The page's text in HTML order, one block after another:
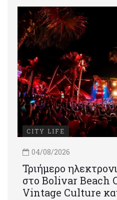
CITY LIFE
04/08/2026
Τριήμερο
στο Bolivar Beach
Vintage Culture